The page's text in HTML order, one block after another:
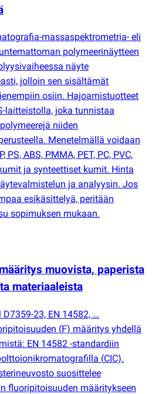
massaspektrometria- eli
polymeerinäytteen
näyte
jolloin sen sisältämät
osiin. Hajoamistuotteet
laitteistolla, joka tunnistaa
niiden
Menetelmällä voidaan
PS, ABS, PMMA, PET, PC, PVC,
ja synteettiset kumit. Hinta
ja analyysin. Jos
esikäsittelyä, peritään
sopimuksen mukaan.
muovista, paperista
materiaaleista
23, EN 14582, …
(F) määritys yhdellä
EN 14582 -standardiin
(CIC).
suosittelee
fluoripitoisuuden määritykseen